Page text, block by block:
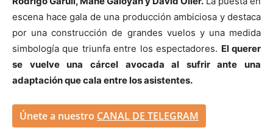
escena hace gala de una producción ambiciosa y destaca
por una construcción de grandes vuelos y una medida
simbología que triunfa entre los espectadores. El querer
se vuelve una cárcel avocada al sufrir ante una
adaptación que cala entre los asistentes.
Únete a nuestro CANAL DE TELEGRAM